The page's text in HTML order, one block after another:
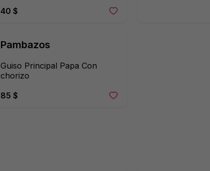
40 $
Pambazos
Guiso Principal Papa Con
chorizo
85 $